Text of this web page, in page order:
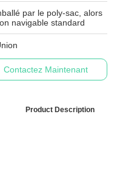
par le poly-sac, alors
navigable standard
Contactez Maintenant
Product Description